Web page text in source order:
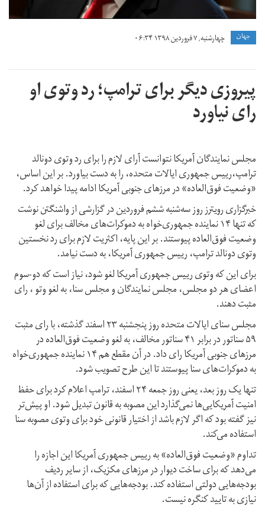
جهان چهارشنبه, ۷ فروردین ۱۳۹۸ ۰۶:۳۴
پیروزی دیگر برای ترامپ؛ رد وتوی او
رای نیاورد
مجلس نمایندگان آمریکا نتوانست آرای لازم را برای رد وتوی دونالد
ترامپ،رییس جمهوری ایالات متحده، را به دست بیاورد. بر این اساس،
«وضعیت فوق‌العاده» در مرزهای جنوبی آمریکا ادامه پیدا خواهد کرد.
خبرگزاری رویترز روز سه‌شنبه ششم فروردین در گزارشی از واشنگتن نوشت
که تنها ۱۴ نماینده جمهوری‌خواه به دموکرات‌های مخالف برای لغو
وضعیت فوق‌العاده پیوستند. بر این پایه، اکثریت لازم برای رد نخستین
وتوی دونالد ترامپ، رییس جمهوری آمریکا، به دست نیامد.
برای این که وتوی رییس جمهوری آمریکا لغو شود، نیاز است که دو-سوم
اعضای هر دو مجلس، مجلس نمایندگان و مجلس سنا، به لغو وتو ، رای
مثبت دهند.
مجلس سنای ایالات متحده روز پنجشنبه ۲۳ اسفند گذشته، با رای مثبت
۵۹ سناتور در برابر ۴۱ سناتور مخالف، به لغو وضعیت فوق‌العاده در
مرزهای جنوبی آمریکا رای داد. در آن مقطع هم ۱۴ نماینده جمهوری‌خواه
به دموکرات‌های سنا پیوستند تا این طرح تصویب شود.
تنها یک روز بعد، یعنی روز جمعه ۲۴ اسفند، ترامپ اعلام کرد برای حفظ
امنیت آمریکایی‌ها نمی‌گذارد این مصوبه به قانون تبدیل شود. او پیش‌تر
نیز گفته بود که اگر لازم باشد از اختیار قانونی خود برای وتوی مصوبه سنا
استفاده می‌کند.
تداوم «وضعیت فوق‌العاده» به رییس جمهوری آمریکا این اجازه را
می‌دهد که برای ساخت دیوار در مرزهای مکزیک، از سایر ردیف
بودجه‌هایی دولتی استفاده کند. بودجه‌هایی که برای استفاده از آن‌ها
نیازی به تایید کنگره نیست.